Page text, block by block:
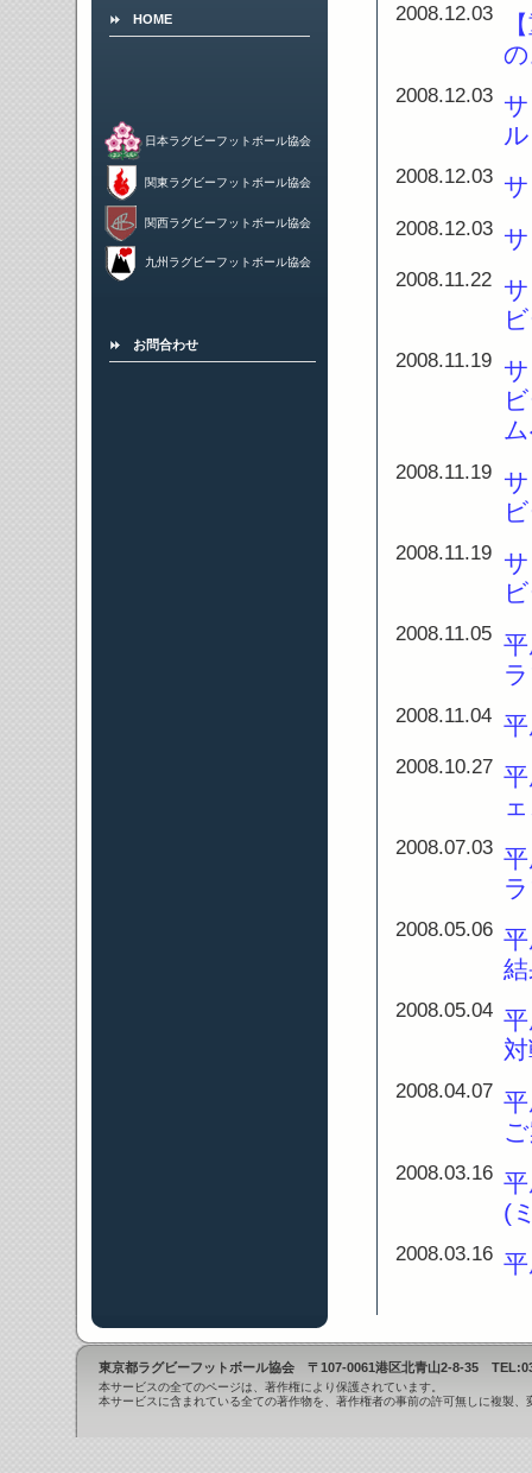
HOME
日本ラグビーフットボール協会
関東ラグビーフットボール協会
関西ラグビーフットボール協会
九州ラグビーフットボール協会
お問合わせ
2008.12.03
2008.12.03
ル
2008.12.03
2008.12.03
2008.11.22
2008.11.19
2008.11.19
2008.11.19
2008.11.05
2008.11.04
2008.10.27
2008.07.03
2008.05.06
2008.05.04
2008.04.07
2008.03.16
(
2008.03.16
東京都ラグビーフットボール協会 〒107-0061港区北青山2-8-35
本サービスの全てのページは、著作権により保護されています。
本サービスに含まれている全ての著作物を、著作権者の事前の許可無しに複製